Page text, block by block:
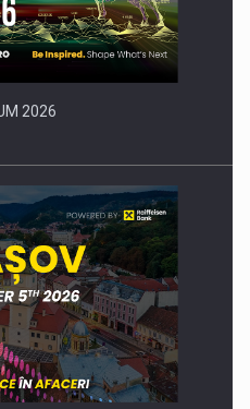
time reincep sa intre pe…
2026